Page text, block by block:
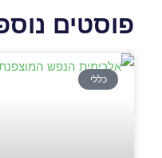
פוסטים
כללי